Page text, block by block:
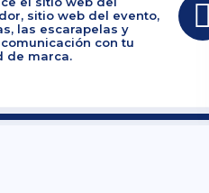
sitio web del evento,
las escarapelas y
con tu
de marca.